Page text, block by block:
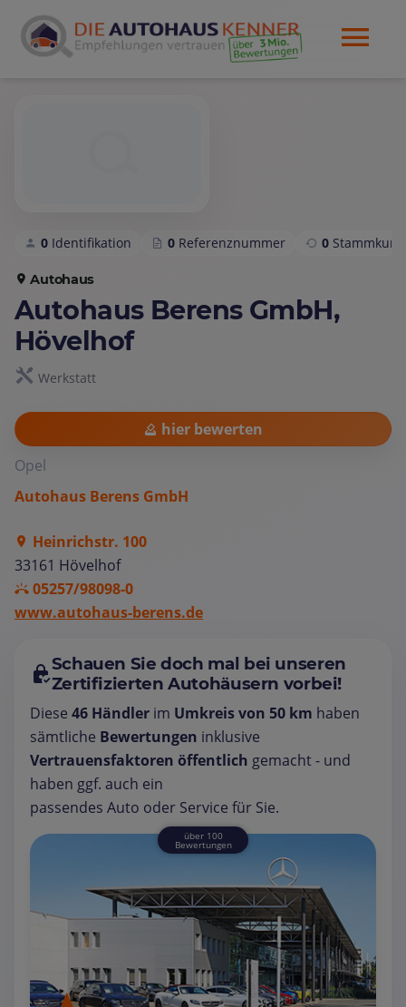
0 Identifikation 0 Referenznummer 0
Autohaus
Autohaus Berens GmbH,
Hövelhof
Werkstatt
hier bewerten
Opel
Autohaus Berens GmbH
Heinrichstr. 100
33161 Hövelhof
05257/98098-0
www.autohaus-berens.de
Schauen Sie doch mal bei unseren
Zertifizierten Autohäusern vorbei!
Diese 46 Händler im Umkreis von 50 km haben
sämtliche Bewertungen inklusive
Vertrauensfaktoren öffentlich gemacht - und
haben ggf. auch ein
passendes Auto oder Service für Sie.
über 100
Bewertungen